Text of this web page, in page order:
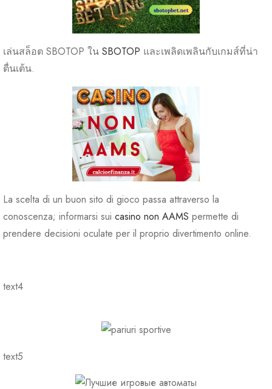
เล่นสล็อต SBOTOP ใน SBOTOP และเพลิดเพลินกับเกมส์ที่น่า
ตื่นเต้น.
La scelta di un buon sito di gioco passa attraverso la
conoscenza; informarsi sui casino non AAMS permette di
prendere decisioni oculate per il proprio divertimento online.
text4
text5